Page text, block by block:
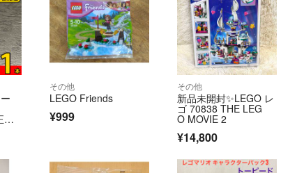
規
その他
LEGO Friends
¥999
その他
新品未開封✨LEGO レ
ゴ 70838 THE LEG
O MOVIE 2
¥14,800